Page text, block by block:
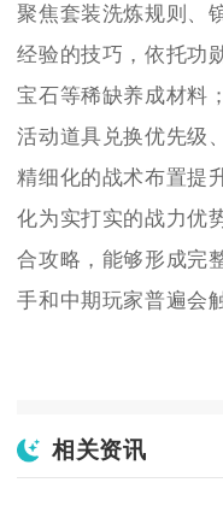
聚焦套装洗炼规则、
经验的技巧，依托功
宝石等稀缺养成材料
活动道具兑换优先级
精细化的战术布置提
化为实打实的战力优
合攻略，能够形成完
手和中期玩家普遍会
相关资讯